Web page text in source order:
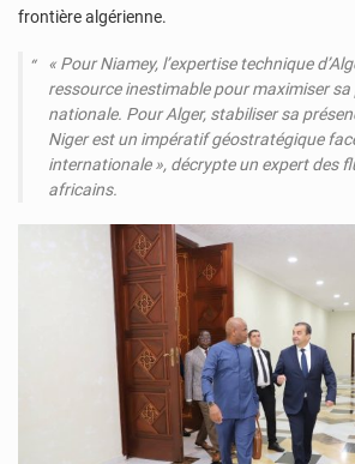
frontière algérienne.
« Pour Niamey, l’expertise technique
ressource inestimable pour maximiser
nationale. Pour Alger, stabiliser sa
Niger est un impératif géostratégique
internationale», décrypte un expert des
africains.